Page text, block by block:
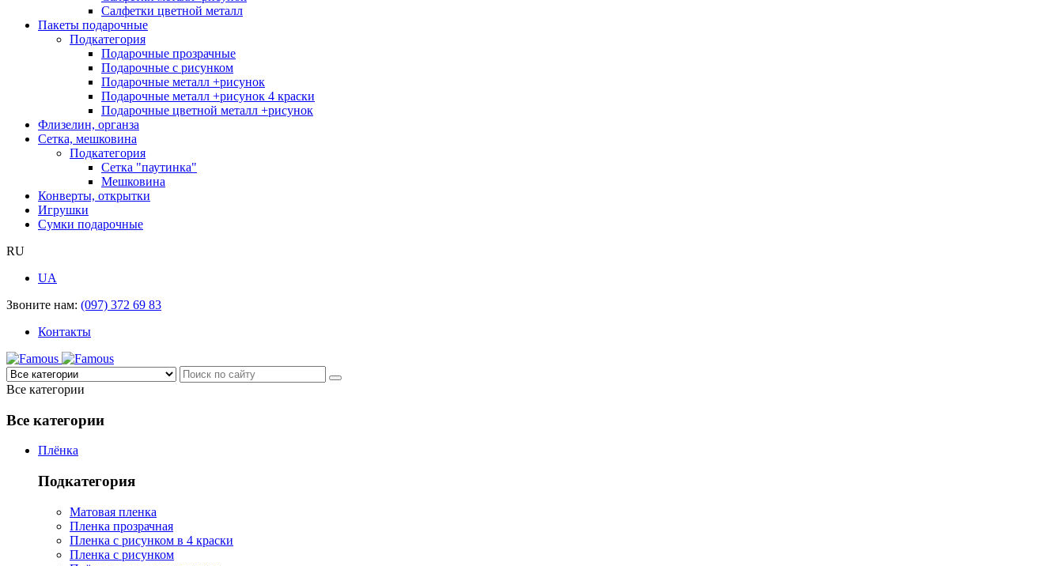
Салфетки цветной металл
Пакеты подарочные
Подкатегория
Подарочные прозрачные
Подарочные с рисунком
Подарочные металл +рисунок
Подарочные металл +рисунок 4 краски
Подарочные цветной металл +рисунок
Флизелин, органза
Сетка, мешковина
Подкатегория
Сетка "паутинка"
Мешковина
Конверты, открытки
Игрушки
Сумки подарочные
RU
UA
Звоните нам: (097) 372 69 83
Контакты
Все категории
Все категории
Плёнка
Подкатегория
Матовая пленка
Пленка прозрачная
Пленка с рисунком в 4 краски
Пленка с рисунком